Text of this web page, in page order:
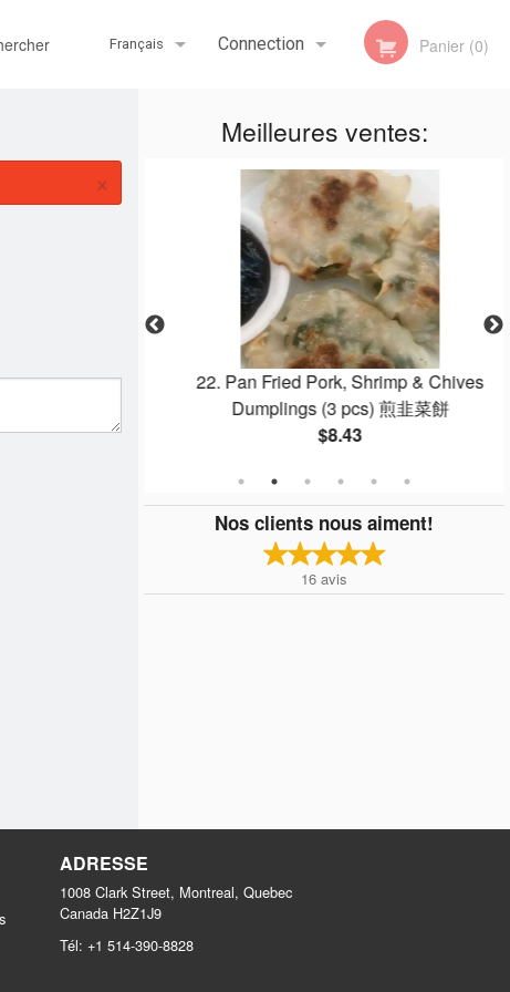
Français Connection
Inscription
Panier (0)
Meilleures ventes:
Tao
22. Pan Fried Pork, Shrimp & Chives
Dumplings (3 pcs) 煎韭菜餅
$8.43
Nos clients nous aiment!
16 avis
×
ADRESSE
1008 Clark Street, Montreal, Quebec
Canada H2Z1J9
Tél: +1 514-390-8828